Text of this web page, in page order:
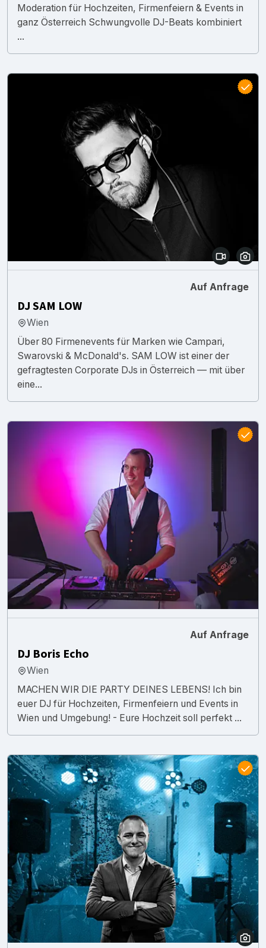
Moderation für Hochzeiten, Firmenfeiern & Events in
ganz Österreich Schwungvolle DJ-Beats kombiniert
...
Auf Anfrage
DJ SAM LOW
Wien
Über 80 Firmenevents für Marken wie Campari,
Swarovski & McDonald's. SAM LOW ist einer der
gefragtesten Corporate DJs in Österreich — mit über
eine...
Auf Anfrage
DJ Boris Echo
Wien
MACHEN WIR DIE PARTY DEINES LEBENS! Ich bin
euer DJ für Hochzeiten, Firmenfeiern und Events in
Wien und Umgebung! - Eure Hochzeit soll perfekt ...